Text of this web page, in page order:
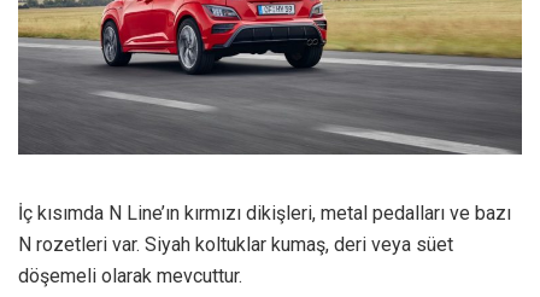
İç kısımda N Line’ın kırmızı dikişleri, metal pedalları ve bazı
N rozetleri var. Siyah koltuklar kumaş, deri veya süet
döşemeli olarak mevcuttur.